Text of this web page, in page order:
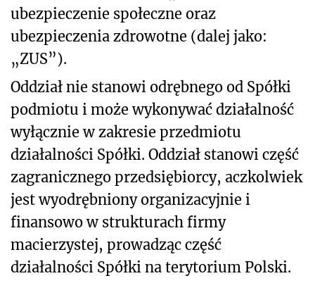
ubezpieczenie społeczne oraz
ubezpieczenia zdrowotne (dalej jako:
„ZUS”).
Oddział nie stanowi odrębnego od Spółki
podmiotu i może wykonywać działalność
wyłącznie w zakresie przedmiotu
działalności Spółki. Oddział stanowi część
zagranicznego przedsiębiorcy, aczkolwiek
jest wyodrębniony organizacyjnie i
finansowo w strukturach firmy
macierzystej, prowadząc część
działalności Spółki na terytorium Polski.